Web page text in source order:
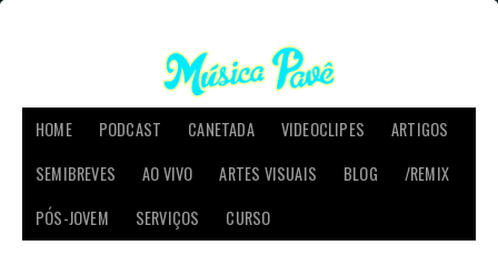
HOME PODCAST CANETADA VIDEOCLIPES
ARTIGOS
SEMIBREVES
AO VIVO ARTES VISUAIS BLOG
/REMIX
PÓS-JOVEM
SERVIÇOS CURSO